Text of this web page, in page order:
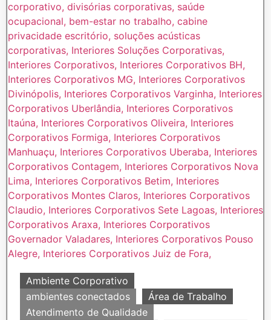
Ambiente Corporativo
ambientes conectados
Área de Trabalho
Atendimento de Qualidade